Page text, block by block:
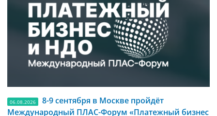
06.08.2026
8-9 сентября в Москве пройдёт
Международный ПЛАС-Форум «Платежный бизнес